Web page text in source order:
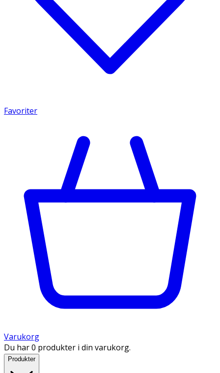
Favoriter
Varukorg
Du har 0 produkter i din varukorg.
Produkter